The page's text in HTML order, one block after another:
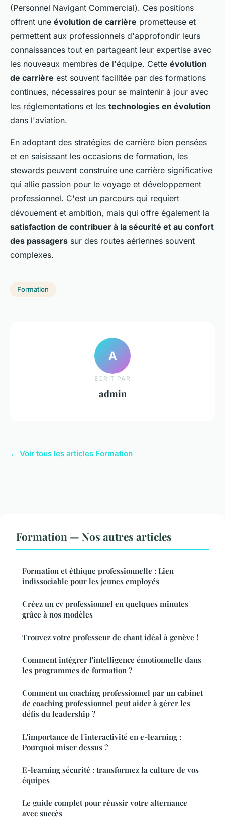
(Personnel Navigant Commercial). Ces positions
offrent une évolution de carrière prometteuse et
permettent aux professionnels d'approfondir leurs
connaissances tout en partageant leur expertise avec
les nouveaux membres de l'équipe. Cette évolution
de carrière est souvent facilitée par des formations
continues, nécessaires pour se maintenir à jour avec
les réglementations et les technologies en évolution
dans l'aviation.
En adoptant des stratégies de carrière bien pensées
et en saisissant les occasions de formation, les
stewards peuvent construire une carrière significative
qui allie passion pour le voyage et développement
professionnel. C'est un parcours qui requiert
dévouement et ambition, mais qui offre également la
satisfaction de contribuer à la sécurité et au confort
des passagers sur des routes aériennes souvent
complexes.
Formation
A
ECRIT PAR
admin
← Voir tous les articles Formation
Formation — Nos autres articles
Formation et éthique professionnelle : Lien
indissociable pour les jeunes employés
Créez un cv professionnel en quelques minutes
grâce à nos modèles
Trouvez votre professeur de chant idéal à genève !
Comment intégrer l'intelligence émotionnelle dans
les programmes de formation ?
Comment un coaching professionnel par un cabinet
de coaching professionnel peut aider à gérer les
défis du leadership ?
L'importance de l'interactivité en e-learning :
Pourquoi miser dessus ?
E-learning sécurité : transformez la culture de vos
équipes
Le guide complet pour réussir votre alternance
avec succès